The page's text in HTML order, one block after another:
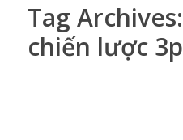
Tag Archives:
chiến lược 3p